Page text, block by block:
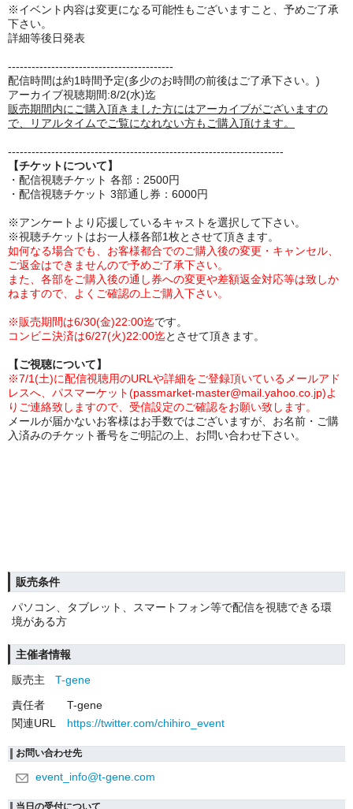
※イベント内容は変更になる可能性もございますこと、予めご了承
下さい。
詳細等後日発表
------------------------------------------
配信時間は約1時間予定(多少のお時間の前後はご了承下さい。)
アーカイブ視聴期間:8/2(水)迄
販売期間内にご購入頂きました方にはアーカイブがございますの
で、リアルタイムでご覧になれない方もご購入頂けます。
----------------------------------------------------------------------
【チケットについて】
・配信視聴チケット 各部：2500円
・配信視聴チケット 3部通し券：6000円
※アンケートより応援しているキャストを選択して下さい。
※視聴チケットはお一人様各部1枚とさせて頂きます。
如何なる場合でも、お客様都合でのご購入後の変更・キャンセル、
ご返金はできませんので予めご了承下さい。
また、各部をご購入後の通し券への変更や差額返金対応等は致しか
ねますので、よくご確認の上ご購入下さい。
※販売期間は6/30(金)22:00迄です。
コンビニ決済は6/27(火)22:00迄とさせて頂きます。
【ご視聴について】
※7/1(土)に配信視聴用のURLや詳細をご登録頂いているメールアド
レスへ、パスマーケット(passmarket-master@mail.yahoo.co.jp)よ
りご連絡致しますので、受信設定のご確認をお願い致します。
メールが届かないお客様はお手数ではございますが、お名前・ご購
入済みのチケット番号をご明記の上、お問い合わせ下さい。
販売条件
パソコン、タブレット、スマートフォン等で配信を視聴できる環
境がある方
主催者情報
販売主
T-gene
責任者
T-gene
関連URL
https://twitter.com/chihiro_event
お問い合わせ先
event_info@t-gene.com
当日の受付について